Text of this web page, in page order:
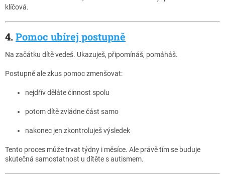
klíčová.
4.Pomoc ubírej postupně
Na začátku dítě vedeš. Ukazuješ, připomínáš, pomáháš.
Postupně ale zkus pomoc zmenšovat:
nejdřív děláte činnost spolu
potom dítě zvládne část samo
nakonec jen zkontroluješ výsledek
Tento proces může trvat týdny i měsíce. Ale právě tím se buduje
skutečná samostatnost u dítěte s autismem.